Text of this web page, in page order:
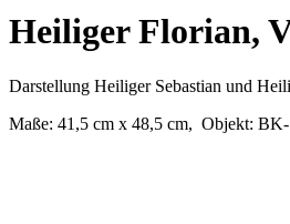
Heiliger Florian,
Darstellung Heiliger Sebastian und
Maße: 41,5 cm x 48,5 cm, Objekt: